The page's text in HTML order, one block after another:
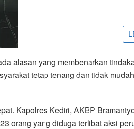
alasan yang membenarkan
tetap tenang dan tidak
Kapolres Kediri, AKBP
orang yang diduga terlibat aksi